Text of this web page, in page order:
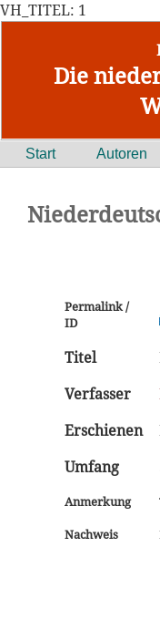
VH_TITEL: 1
Die
Start Autoren
Permalink /
ID
Titel
Verfasser
Erschienen
Umfang
Anmerkung
Nachweis